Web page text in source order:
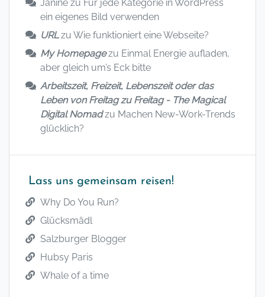
Janine zu Für jede Kategorie in WordPress
ein eigenes Bild verwenden
URLzu Wie funktioniert eine Webseite?
My Homepagezu Einmal Energie aufladen,
aber gleich um’s Eck bitte
Arbeitszeit, Freizeit, Lebenszeit oder das
Leben von Freitag zu Freitag - The Magical
Digital Nomadzu Machen New-Work-Trends
glücklich?
Lass uns gemeinsam reisen!
Why Do You Run?
Glücksmädl
Salzburger Blogger
Hubsy Paris
Whale of a time